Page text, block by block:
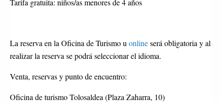
Tarifa gratuita: niños/as menores de 4 años
La reserva en la Oficina de Turismo uonlineserá obligatoria y al
realizar la reserva se podrá seleccionar el idioma.
Venta, reservas y punto de encuentro:
Oficina de turismo Tolosaldea (Plaza Zaharra, 10)